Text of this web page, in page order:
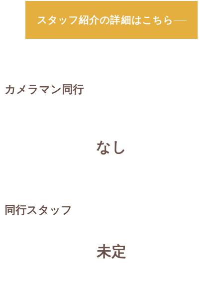
スタッフ紹介の詳細はこちら
カメラマン同行
なし
同行スタッフ
未定